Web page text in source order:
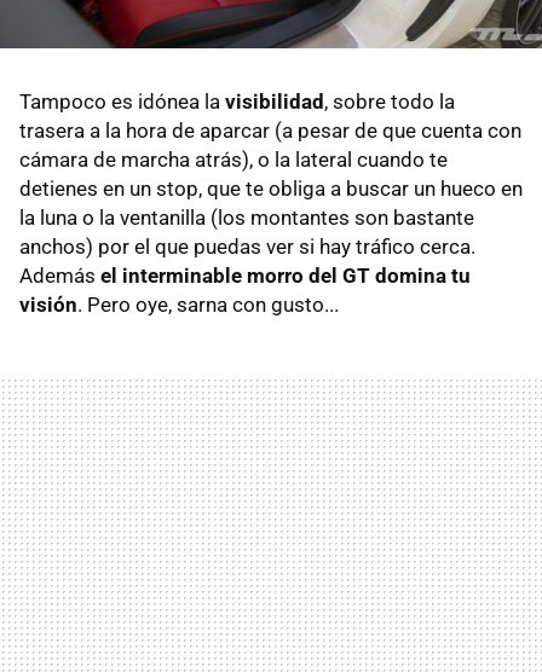
Tampoco es idónea la visibilidad, sobre todo la
trasera a la hora de aparcar (a pesar de que cuenta con
cámara de marcha atrás), o la lateral cuando te
detienes en un stop, que te obliga a buscar un hueco en
la luna o la ventanilla (los montantes son bastante
anchos) por el que puedas ver si hay tráfico cerca.
Además el interminable morro del GT domina tu
visión. Pero oye, sarna con gusto...